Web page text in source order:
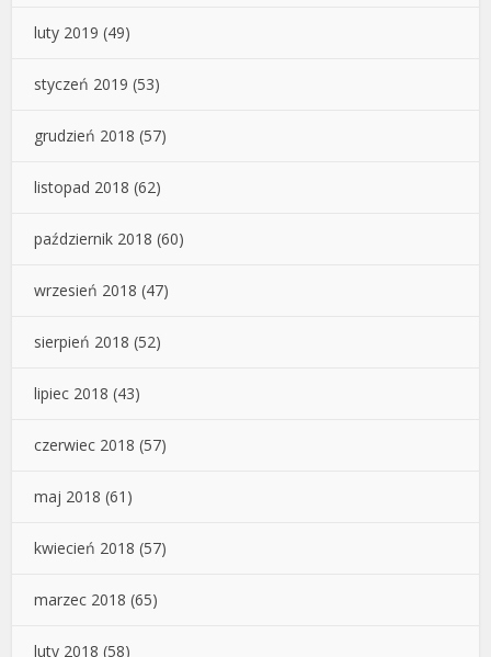
luty 2019 (49)
styczeń 2019 (53)
grudzień 2018 (57)
listopad 2018 (62)
październik 2018 (60)
wrzesień 2018 (47)
sierpień 2018 (52)
lipiec 2018 (43)
czerwiec 2018 (57)
maj 2018 (61)
kwiecień 2018 (57)
marzec 2018 (65)
luty 2018 (58)